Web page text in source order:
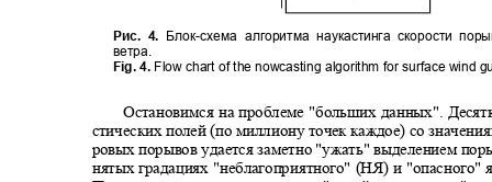
Рис. 4. Блок-схема алгоритма наукастинга скорости
ветра.
Fig. 4. Flow chart of the nowcasting algorithm for surface wind
Остановимся на проблеме "больших данных".
стических полей (по миллиону точек каждое) со
ровых порывов удается заметно "ужать" выделением
нятых градациях "неблагоприятного" (НЯ) и